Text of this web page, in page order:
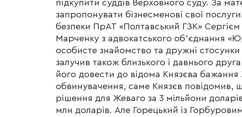
підкупити суддів Верховного суду. За
запропонувати бізнесменові свої
безпеки ПрАТ «Полтавський ГЗК»
Марченку з адвокатського обʼєднання
особисте знайомство та дружні
залучив також близького і давнього
його довести до відома Князєва
обвинувачення, саме Князєв повідомив,
рішення для Жеваго за 3 мільйони
млн доларів. Але Горецький із